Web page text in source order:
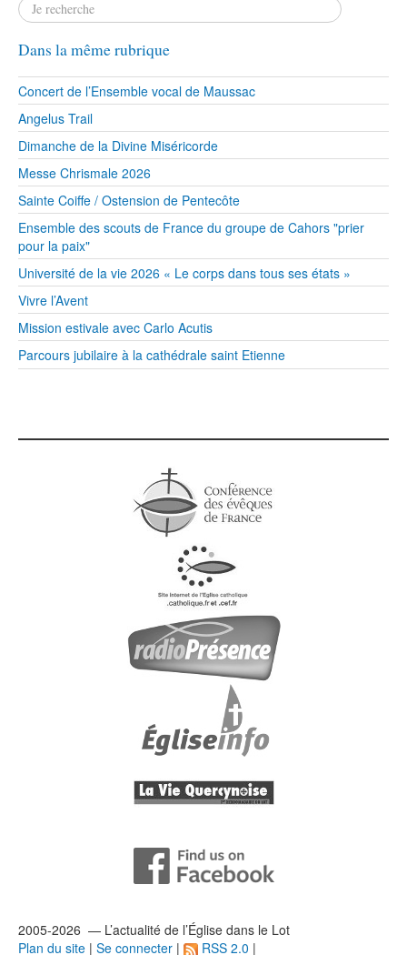
Dans la même rubrique
Concert de l’Ensemble vocal de Maussac
Angelus Trail
Dimanche de la Divine Miséricorde
Messe Chrismale 2026
Sainte Coiffe / Ostension de Pentecôte
Ensemble des scouts de France du groupe de Cahors "prier
pour la paix"
Université de la vie 2026 « Le corps dans tous ses états »
Vivre l’Avent
Mission estivale avec Carlo Acutis
Parcours jubilaire à la cathédrale saint Etienne
2005-2026 — L’actualité de l’Église dans le Lot
Plan du site | Se connecter | RSS 2.0 |